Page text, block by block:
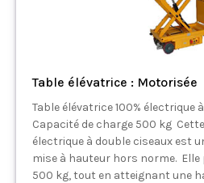
Table élévatrice : Motorisée
Table élévatrice 100% électrique
Capacité de charge 500 kg
électrique à double ciseaux est
mise à hauteur hors norme.
500 kg, tout en atteignant une